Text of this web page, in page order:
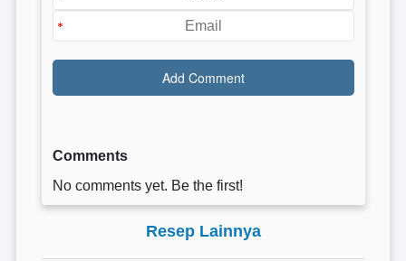
Comments
No comments yet. Be the first!
Resep Lainnya